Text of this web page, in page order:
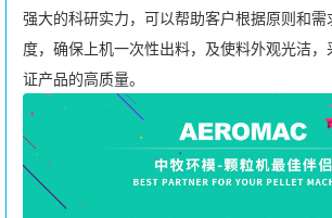
强大的科研实力，可以帮助客户根据原则和
度，确保上机一次性出料，及使料外观光洁
证产品的高质量。